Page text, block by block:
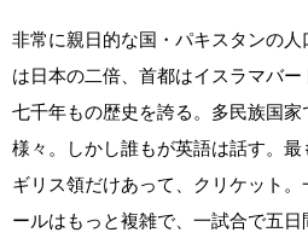
非常に親日的な国・パキスタンの
は日本の二倍、首都はイスラマバ
七千年もの歴史を誇る。多民族国
様々。しかし誰もが英語は話す。
ギリス領だけあって、クリケット
ールはもっと複雑で、一試合で五